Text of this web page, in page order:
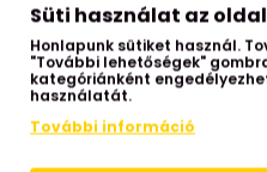
Beépített LED
Színhőmérséklet
Fényerő
Hálózati feszültség
Garancia
Süti használat az
Honlapunk sütiket használ.
"További lehetőségek"
kategóriánként
használatát.
További információ